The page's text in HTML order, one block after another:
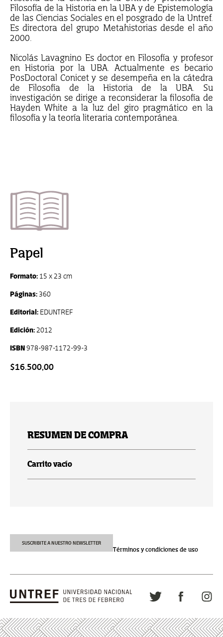
Filosofía de la Historia en la UBA y de Epistemología
de las Ciencias Sociales en el posgrado de la Untref.
Es directora del grupo Metahistorias desde el año
2000.
Nicolás Lavagnino Es doctor en Filosofía y profesor
en Historia por la UBA. Actualmente es becario
PosDoctoral Conicet y se desempeña en la cátedra
de Filosofía de la Historia de la UBA. Su
investigación se dirige a reconsiderar la filosofía de
Hayden White a la luz del giro pragmático en la
filosofía y la teoría literaria contemporánea.
Papel
Formato: 15 x 23 cm
Páginas: 360
Editorial: EDUNTREF
Edición: 2012
ISBN978-987-1172-99-3
$16.500,00
RESUMEN DE COMPRA
Carrito vacío
SUSCRIBITE A NUESTRO NEWSLETTER
Términos y condiciones de uso